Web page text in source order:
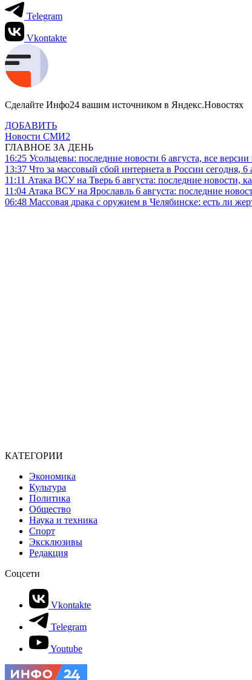
Telegram
Vkontakte
Сделайте Инфо24 вашим источником в Яндекс.Новостях
ДОБАВИТЬ
Новости СМИ2
ГЛАВНОЕ ЗА ДЕНЬ
16:25 Усольцевы: последние новости 6 августа, все
13:37 Что за массовый сбой интернета в России сегодня,
11:11 Атака ВСУ на Тверь 6 августа: последние новости,
11:04 Атака ВСУ на Ярославль 6 августа: последние
06:48 Массовая драка с оружием в Челябинске: есть ли
КАТЕГОРИИ
Экономика
Культура
Политика
Общество
Наука и техника
Спорт
Эксклюзивы
Редакция
Соцсети
Vkontakte
Telegram
Youtube